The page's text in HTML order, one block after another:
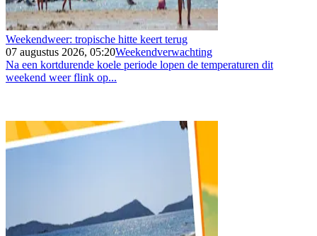
Weekendweer: tropische hitte keert terug
07 augustus 2026, 05:20Weekendverwachting
Na een kortdurende koele periode lopen de temperaturen dit
weekend weer flink op...